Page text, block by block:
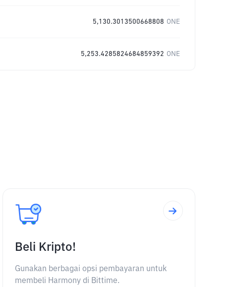
5,130.3013500668808 ONE
5,253.4285824684859392 ONE
Beli Kripto!
Gunakan berbagai opsi pembayaran untuk
membeli Harmony di Bittime.